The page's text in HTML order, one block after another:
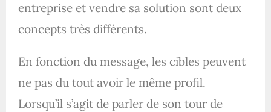
entreprise et vendre sa solution sont deux
concepts très différents.
En fonction du message, les cibles peuvent
ne pas du tout avoir le même profil.
Lorsqu’il s’agit de parler de son tour de